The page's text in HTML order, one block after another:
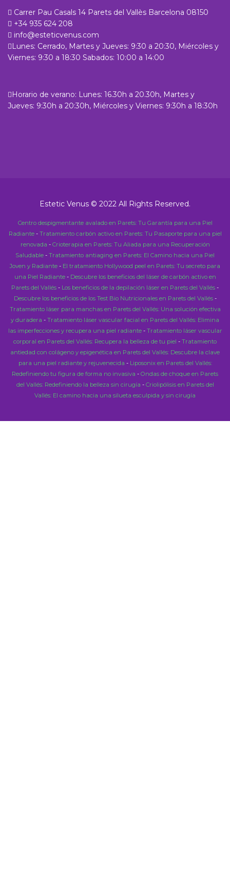
Carrer Pau Casals 14 Parets del Vallès Barcelona 08150
+34 935 624 208
info@esteticvenus.com
Lunes: Cerrado, Martes y Jueves: 9:30 a 20:30, Miércoles y
Viernes: 9:30 a 18:30 Sabados: 10:00 a 14:00
Horario de verano: Lunes: 16.30h a 20.30h, Martes y
Jueves: 9:30h a 20:30h, Miércoles y Viernes: 9:30h a 18:30h
Estetic Venus © 2022 All Rights Reserved.
Centro despigmentante avalado en Parets: Tu Garantía para una Piel
Radiante- Tratamiento carbón activo en Parets: Tu Pasaporte para una piel
renovada - Crioterapia en Parets: Tu Aliada para una Recuperación
Saludable - Tratamiento antiaging en Parets: El Camino hacia una Piel
Joven y Radiante - El tratamiento Hollywood peel en Parets: Tu secreto para
una Piel Radiante- Descubre los beneficios del láser de carbón activo en
Parets del Vallés - Los beneficios de la depilación láser en Parets del Vallés -
Descubre los beneficios de los Test Bio Nutricionales en Parets del Vallés-
Tratamiento láser para manchas en Parets del Vallés: Una solución efectiva
y duradera - Tratamiento láser vascular facial en Parets del Vallés: Elimina
las imperfecciones y recupera una piel radiante- Tratamiento láser vascular
corporal en Parets del Vallés: Recupera la belleza de tu piel - Tratamiento
antiedad con colágeno y epigenética en Parets del Vallés: Descubre la clave
para una piel radiante y rejuvenecida - Liposonix en Parets del Vallés:
Redefiniendo tu figura de forma no invasiva - Ondas de choque en Parets
del Vallés: Redefiniendo la belleza sin cirugía - Criolipólisis en Parets del
Vallés: El camino hacia una silueta esculpida y sin cirugía